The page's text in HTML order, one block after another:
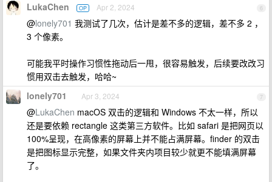
6
LukaChen OP Apr 2, 2024
@lonely701 我测试了几次，估计是差不多的逻辑，差不多 2 ，
3 个像素。
可能我平时操作习惯性拖动后一甩，很容易触发，后续要改改习
惯用双击去触发，哈哈~
7
lonely701 Apr 3, 2024
@LukaChen macOS 双击的逻辑和 Windows 不太一样，所以
还是要依赖 rectangle 这类第三方软件。比如 safari 是把网页以
100%呈现，在高像素的屏幕上并不能占满屏幕。finder 的双击
是把图标显示完整，如果文件夹内项目较少就更不能填满屏幕
了。